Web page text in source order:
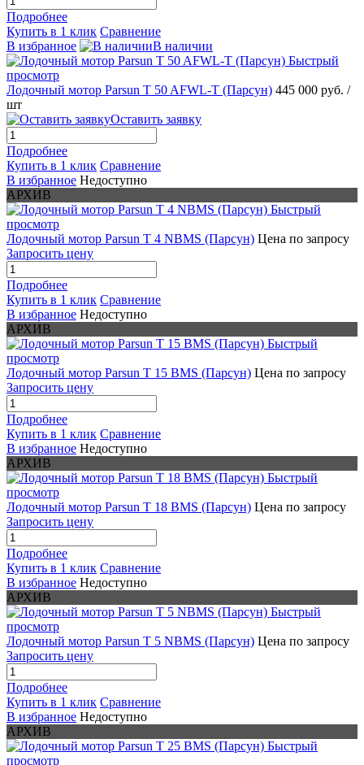
Подробнее
Купить в 1 клик Сравнение
В избранное
В наличии
Быстрый
просмотр
Лодочный мотор Parsun T 50 AFWL-T (Парсун) 445 000 руб. /
шт
Оставить заявку
Подробнее
Купить в 1 клик Сравнение
В избранное Недоступно
АРХИВ
Быстрый
просмотр
Лодочный мотор Parsun T 4 NBMS (Парсун) Цена по запросу
Запросить цену
Подробнее
Купить в 1 клик Сравнение
В избранное Недоступно
АРХИВ
Быстрый
просмотр
Лодочный мотор Parsun T 15 BMS (Парсун) Цена по запросу
Запросить цену
Подробнее
Купить в 1 клик Сравнение
В избранное Недоступно
АРХИВ
Быстрый
просмотр
Лодочный мотор Parsun T 18 BMS (Парсун) Цена по запросу
Запросить цену
Подробнее
Купить в 1 клик Сравнение
В избранное Недоступно
АРХИВ
Быстрый
просмотр
Лодочный мотор Parsun T 5 NBMS (Парсун) Цена по запросу
Запросить цену
Подробнее
Купить в 1 клик Сравнение
В избранное Недоступно
АРХИВ
Быстрый
просмотр